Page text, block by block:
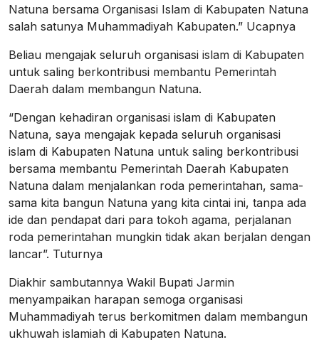
Natuna bersama Organisasi Islam di Kabupaten Natuna
salah satunya Muhammadiyah Kabupaten.” Ucapnya
Beliau mengajak seluruh organisasi islam di Kabupaten
untuk saling berkontribusi membantu Pemerintah
Daerah dalam membangun Natuna.
“Dengan kehadiran organisasi islam di Kabupaten
Natuna, saya mengajak kepada seluruh organisasi
islam di Kabupaten Natuna untuk saling berkontribusi
bersama membantu Pemerintah Daerah Kabupaten
Natuna dalam menjalankan roda pemerintahan, sama-
sama kita bangun Natuna yang kita cintai ini, tanpa ada
ide dan pendapat dari para tokoh agama, perjalanan
roda pemerintahan mungkin tidak akan berjalan dengan
lancar”. Tuturnya
Diakhir sambutannya Wakil Bupati Jarmin
menyampaikan harapan semoga organisasi
Muhammadiyah terus berkomitmen dalam membangun
ukhuwah islamiah di Kabupaten Natuna.